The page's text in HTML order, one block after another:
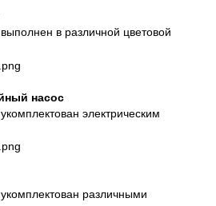
в различной цветовой
насос
электрическим
различными